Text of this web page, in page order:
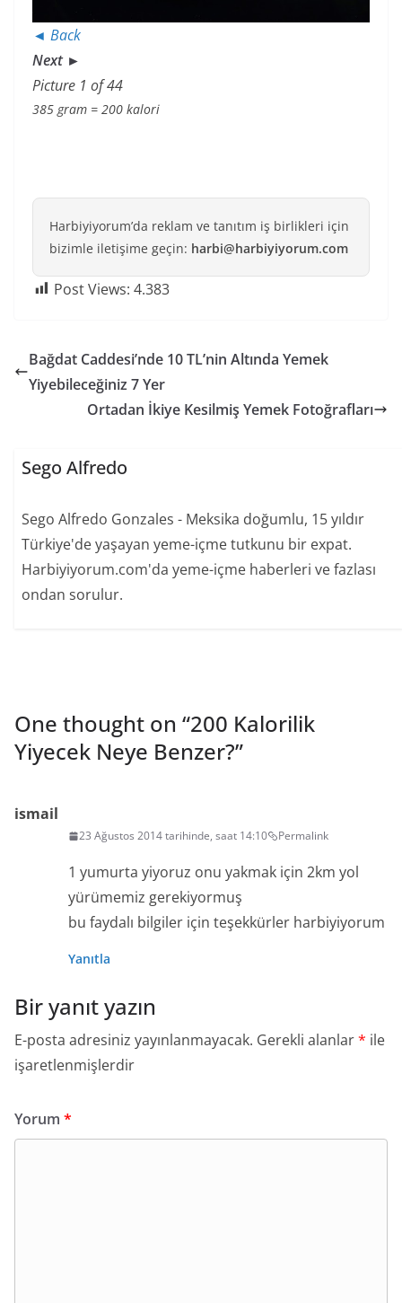
◄ Back
Next ►
Picture 1 of 44
385 gram = 200 kalori
Harbiyiyorum’da reklam ve tanıtım iş birlikleri için
bizimle iletişime geçin: harbi@harbiyiyorum.com
Post Views: 4.383
Bağdat Caddesi’nde 10 TL’nin Altında Yemek
Yiyebileceğiniz 7 Yer
Ortadan İkiye Kesilmiş Yemek Fotoğrafları
Sego Alfredo
Sego Alfredo Gonzales - Meksika doğumlu, 15 yıldır
Türkiye'de yaşayan yeme-içme tutkunu bir expat.
Harbiyiyorum.com'da yeme-içme haberleri ve fazlası
ondan sorulur.
One thought on “200 Kalorilik
Yiyecek Neye Benzer?”
ismail
23 Ağustos 2014 tarihinde, saat 14:10 Permalink
1 yumurta yiyoruz onu yakmak için 2km yol
yürümemiz gerekiyormuş
bu faydalı bilgiler için teşekkürler harbiyiyorum
Yanıtla
Bir yanıt yazın
E-posta adresiniz yayınlanmayacak. Gerekli alanlar* ile
işaretlenmişlerdir
Yorum *